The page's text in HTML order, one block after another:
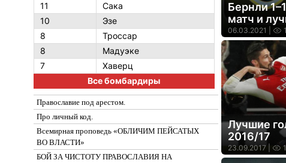
11
Сака
10
Эзе
8
Троссар
8
Мадуэке
7
Хаверц
Все бомбардиры
Православие под арестом.
Про личный код.
Всемирная проповедь «ОБЛИЧИМ ПЕЙСАТЫХ
ВО ВЛАСТИ»
БОЙ ЗА ЧИСТОТУ ПРАВОСЛАВИЯ НА
Бернли
матч и
06.03.2021 |
Лучшие
2016/17
23.09.2017 |